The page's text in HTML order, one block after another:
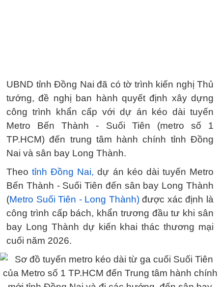
UBND tỉnh Đồng Nai đã có tờ trình kiến nghị Thủ
tướng, đề nghị ban hành quyết định xây dựng
công trình khẩn cấp với dự án kéo dài tuyến
Metro Bến Thành - Suối Tiên (metro số 1
TP.HCM) đến trung tâm hành chính tỉnh Đồng
Nai và sân bay Long Thành.
Theotỉnh Đồng Nai, dự án kéo dài tuyến Metro
Bến Thành - Suối Tiên đến sân bay Long Thành
(Metro Suối Tiên - Long Thành)được xác định là
công trình cấp bách, khẩn trương đầu tư khi sân
bay Long Thành dự kiến khai thác thương mại
cuối năm 2026.